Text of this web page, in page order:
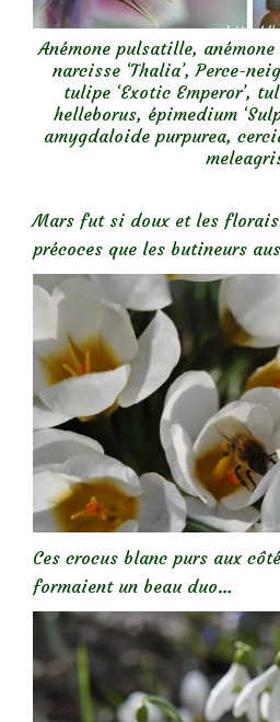
Anémone pulsatille, anémone
narcisse ‘Thalia’, Perce-
tulipe ‘Exotic Emperor’,
helleborus, épimedium
amygdaloide purpurea,
Mars fut si doux et les
précoces que les butineurs
Ces crocus blanc purs aux
formaient un beau duo…